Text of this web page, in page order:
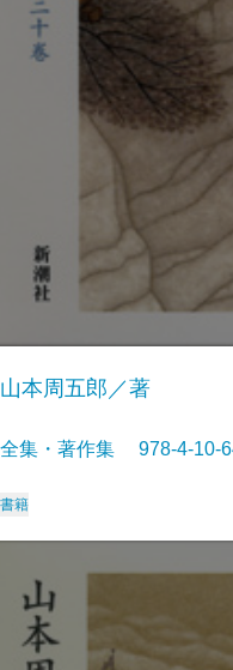
山本周五郎／著
全集・著作集 978-4-
書籍